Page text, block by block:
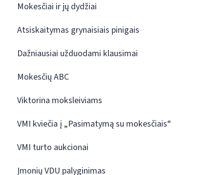
Mokesčiai ir jų dydžiai
Atsiskaitymas grynaisiais pinigais
Dažniausiai užduodami klausimai
Mokesčių ABC
Viktorina moksleiviams
VMI kviečia į „Pasimatymą su mokesčiais“
VMI turto aukcionai
Įmonių VDU palyginimas